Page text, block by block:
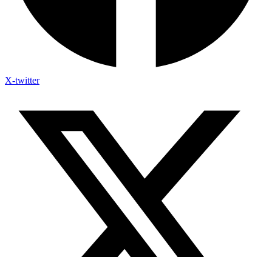
X-twitter